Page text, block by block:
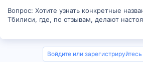
Вопрос: Хотите узнать конкретные
Тбилиси, где, по отзывам, делают
Войдите или